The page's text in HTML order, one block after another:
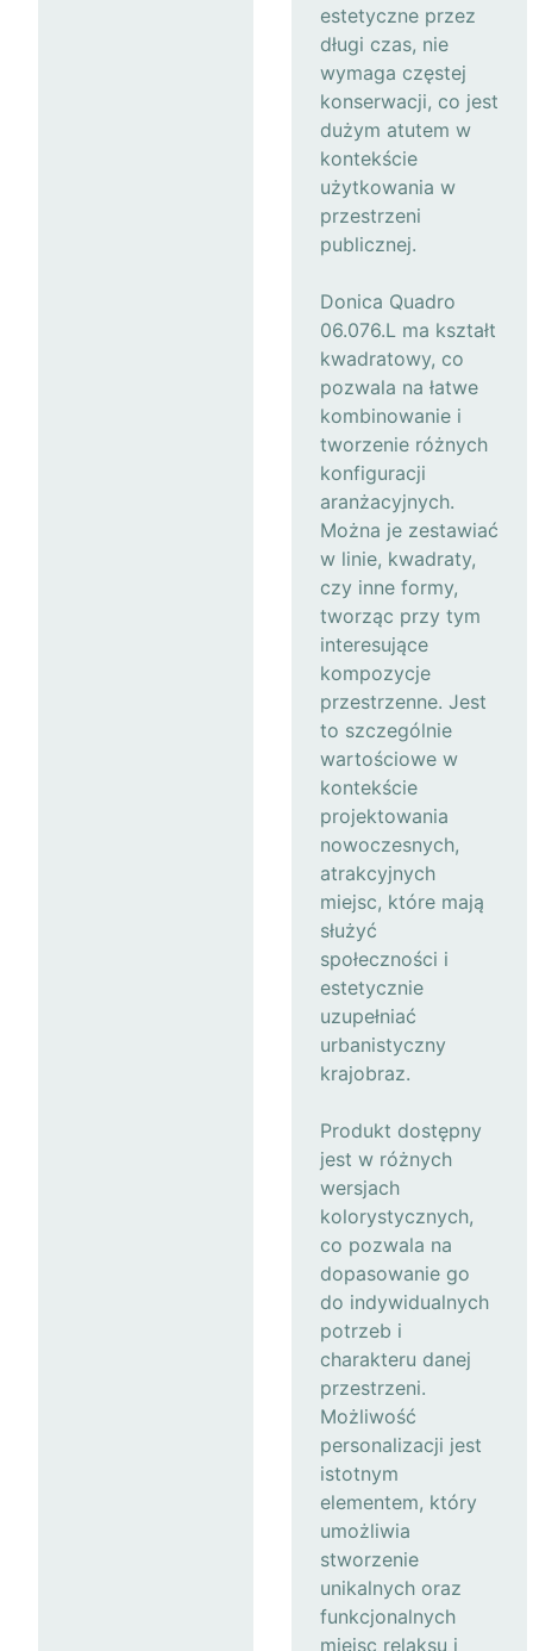
estetyczne przez
długi czas, nie
wymaga częstej
konserwacji, co jest
dużym atutem w
kontekście
użytkowania w
przestrzeni
publicznej.
Donica Quadro
06.076.L ma kształt
kwadratowy, co
pozwala na łatwe
kombinowanie i
tworzenie różnych
konfiguracji
aranżacyjnych.
Można je zestawiać
w linie, kwadraty,
czy inne formy,
tworząc przy tym
interesujące
kompozycje
przestrzenne. Jest
to szczególnie
wartościowe w
kontekście
projektowania
nowoczesnych,
atrakcyjnych
miejsc, które mają
służyć
społeczności i
estetycznie
uzupełniać
urbanistyczny
krajobraz.
Produkt dostępny
jest w różnych
wersjach
kolorystycznych,
co pozwala na
dopasowanie go
do indywidualnych
potrzeb i
charakteru danej
przestrzeni.
Możliwość
personalizacji jest
istotnym
elementem, który
umożliwia
stworzenie
unikalnych oraz
funkcjonalnych
miejsc relaksu i